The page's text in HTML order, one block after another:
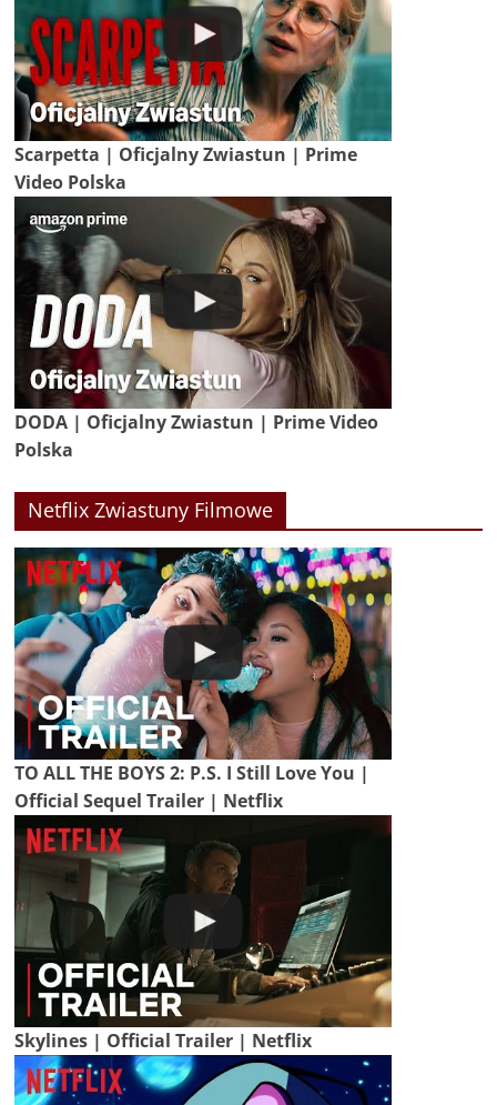
Scarpetta | Oficjalny Zwiastun | Prime
Video Polska
DODA | Oficjalny Zwiastun | Prime Video
Polska
Netflix Zwiastuny Filmowe
TO ALL THE BOYS 2: P.S. I Still Love You |
Official Sequel Trailer | Netflix
Skylines | Official Trailer | Netflix